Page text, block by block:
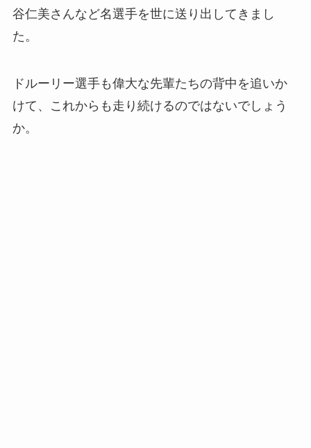
谷仁美さんなど名選手を世に送り出してきまし
た。
ドルーリー選手も偉大な先輩たちの背中を追いか
けて、これからも走り続けるのではないでしょう
か。